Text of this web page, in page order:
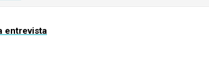
entrevista